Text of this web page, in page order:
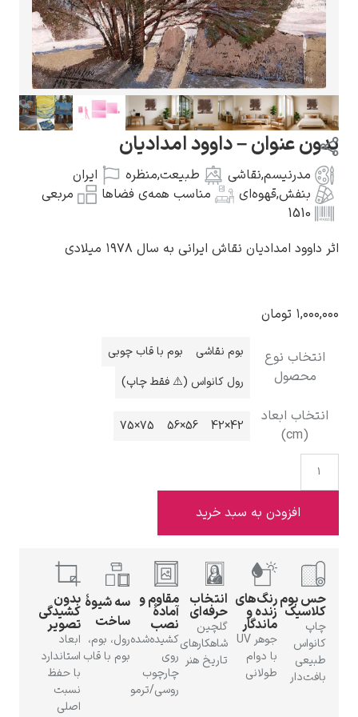
گوستاو کلیمت
ادوارد مونک
ادگار دگا
– داوود امدادیان
,نقاشی طبیعت,منظره
ایران
قهوه‌ای مناسب همه‌ی فضاها
مربعی
نقاش ایرانی به سال ۱۹۷۸ میلادی
تومان
بوم نقاشی
بوم با قاب چوبی
رول کانواس (⚠️ فقط چاپ)
ابعاد
42×42
75×75
به سبد خرید
رنگ‌های
زنده و
ماندگار
جوهر UV
با دوام
طولانی
انتخاب
حرفه‌ای
گلچین
شاهکارهای
تاریخ هنر
مقاوم و
آمادهٔ
نصب
کشیده‌شده
روی
چارچوب
سه شیوهٔ
ساخت
رول، بوم،
بوم با قاب
بدون
کشیدگی
تصویر
ابعاد
استاندارد
نسبت